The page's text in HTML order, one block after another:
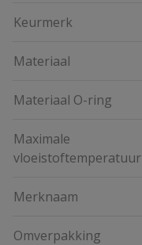
Keurmerk
Materiaal
Materiaal O-ring
Maximale
vloeistoftemperatuur
Merknaam
Omverpakking